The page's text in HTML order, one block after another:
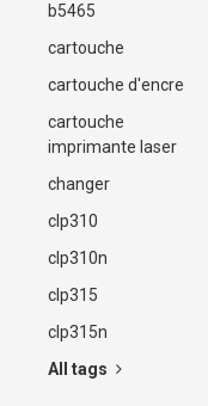
b5465
cartouche
cartouche d'encre
cartouche
imprimante laser
changer
clp310
clp310n
clp315
clp315n
All tags